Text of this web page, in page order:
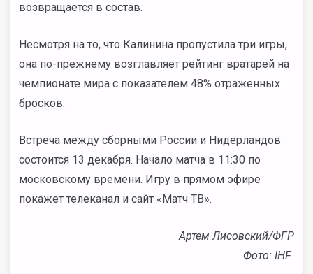
возвращается в состав.
Несмотря на то, что Калинина пропустила три игры,
она по-прежнему возглавляет рейтинг вратарей на
чемпионате мира с показателем 48% отраженных
бросков.
Встреча между сборными России и Нидерландов
состоится 13 декабря. Начало матча в 11:30 по
московскому времени. Игру в прямом эфире
покажет телеканал и сайт «Матч ТВ».
Артем Лисовский/ФГР
Фото: IHF